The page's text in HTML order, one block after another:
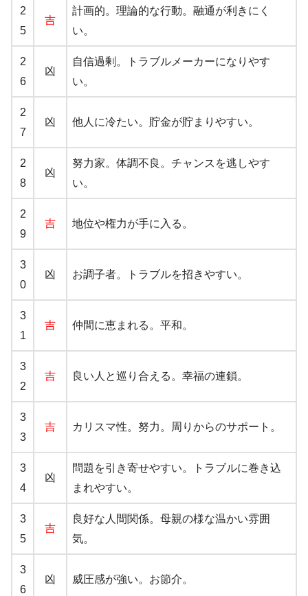
2
5
吉
計画的。理論的な行動。融通が利きにく
い。
2
6
凶
自信過剰。トラブルメーカーになりやす
い。
2
7
凶 他人に冷たい。貯金が貯まりやすい。
2
8
凶
努力家。体調不良。チャンスを逃しやす
い。
2
9
吉 地位や権力が手に入る。
3
0
凶 お調子者。トラブルを招きやすい。
3
1
吉 仲間に恵まれる。平和。
3
2
吉 良い人と巡り合える。幸福の連鎖。
3
3
吉 カリスマ性。努力。周りからのサポート。
3
4
凶
問題を引き寄せやすい。トラブルに巻き込
まれやすい。
3
5
吉
良好な人間関係。母親の様な温かい雰囲
気。
3
6
凶 威圧感が強い。お節介。